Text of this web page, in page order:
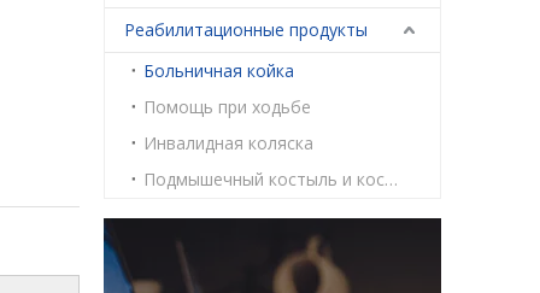
Реабилитационные продукты
Больничная койка
Помощь при ходьбе
Инвалидная коляска
Подмышечный костыль и костыль Эйбоу